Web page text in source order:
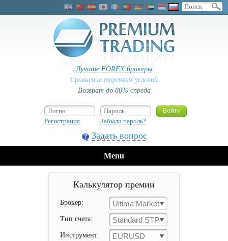
Лучшие FOREX брокеры
Сравнение торговых условий
Возврат до 80% спреда
Регистрация Забыли пароль?
Задать вопрос
Menu
Калькулятор премии
Брокер: Ultima Markets
Тип счета: Standard STP
Инструмент: EURUSD